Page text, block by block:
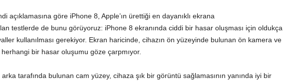
açıklamasına göre iPhone 8, Apple’ın ürettiği en dayanıklı ekrana
testlerde de bunu görüyoruz: iPhone 8 ekranında ciddi bir hasar oluşması için oldukça
kullanılması gerekiyor. Ekran haricinde, cihazın ön yüzeyinde bulunan ön kamera ve
bir hasar oluşumu göze çarpmıyor.
arka tarafında bulunan cam yüzey, cihaza şık bir görüntü sağlamasının yanında iyi bir